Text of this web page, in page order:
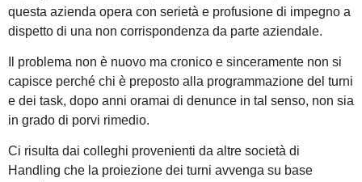
questa azienda opera con serietà e profusione di impegno a
dispetto di una non corrispondenza da parte aziendale.
Il problema non è nuovo ma cronico e sinceramente non si
capisce perché chi è preposto alla programmazione del turni
e dei task, dopo anni oramai di denunce in tal senso, non sia
in grado di porvi rimedio.
Ci risulta dai colleghi provenienti da altre società di
Handling che la proiezione dei turni avvenga su base